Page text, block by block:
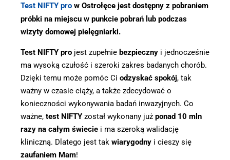
Test NIFTY pro w Ostrołęce jest dostępny z pobraniem
próbki na miejscu w punkcie pobrań lub podczas
wizyty domowej pielęgniarki.
Test NIFTY pro jest zupełnie bezpieczny i jednocześnie
ma wysoką czułość i szeroki zakres badanych chorób.
Dzięki temu może pomóc Ci odzyskać spokój, tak
ważny w czasie ciąży, a także zdecydować o
konieczności wykonywania badań inwazyjnych. Co
ważne, test NIFTY został wykonany już ponad 10 mln
razy na całym świecie i ma szeroką walidację
kliniczną. Dlatego jest tak wiarygodny i cieszy się
zaufaniem Mam!